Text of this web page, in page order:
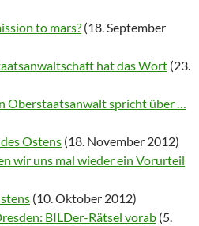
to mars? (18. September
hat das Wort (23.
Oberstaatsanwalt spricht über …
Ostens (18. November 2012)
wir uns mal wieder ein Vorurteil
(10. Oktober 2012)
BILDer-Rätsel vorab (5.